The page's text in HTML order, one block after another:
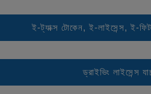
ই-ট্যাক্স টোকেন, ই-লাইসেন্স, ই-
ড্রাইভিং লাইসেন্স